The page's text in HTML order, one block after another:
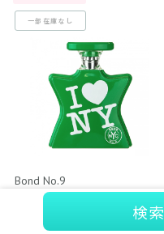
検索
一部在庫なし
Bond No.9
ボンド・ナンバーナイン
アイ ラブ ニューヨーク アー